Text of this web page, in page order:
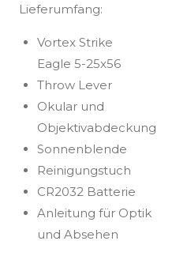
Lieferumfang:
Vortex Strike
Eagle 5-25x56
Throw Lever
Okular und
Objektivabdeckung
Sonnenblende
Reinigungstuch
CR2032 Batterie
Anleitung für Optik
und Absehen